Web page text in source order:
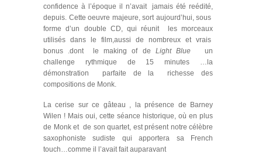
confidence à l’époque il n’avait jamais été reédité,
depuis. Cette oeuvre majeure, sort aujourd’hui, sous
forme d’un double CD, qui réunit les morceaux
utilisés dans le film,aussi de nombreux et vrais
bonus .dont le making of de Light Blueun
challenge rythmique de 15 minutes …la
démonstration parfaite de la richesse des
compositions de Monk.
La cerise sur ce gâteau , la présence de Barney
Wilen ! Mais oui, cette séance historique, où en plus
de Monk et de son quartet, est présent notre célèbre
saxophoniste sudiste qui apportera sa French
touch…comme il l’avait fait auparavant